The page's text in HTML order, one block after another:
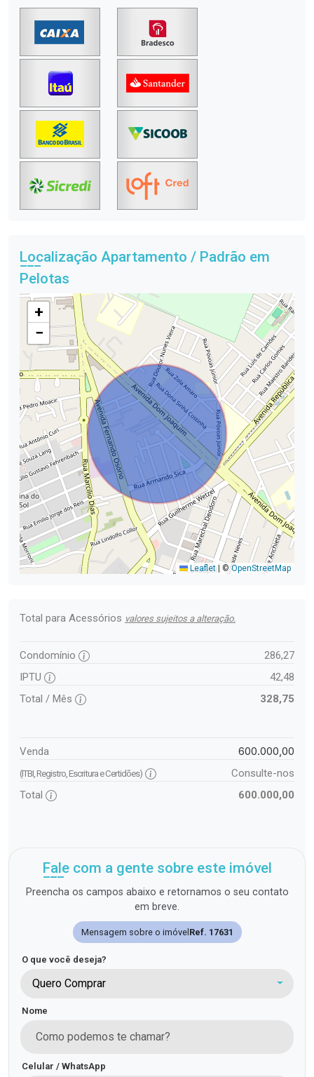
Localização Apartamento / Padrão em
Pelotas
+
−
Leaflet | ©OpenStreetMap
Total para Acessórios valores sujeitos a alteração.
Condomínio
286,27
IPTU
42,48
Total / Mês
328,75
Venda 600.000,00
(ITBI, Registro, Escritura e Certidões)
Consulte-nos
Total
600.000,00
Fale com a gente sobre este imóvel
Preencha os campos abaixo e retornamos o seu contato
em breve.
Mensagem sobre o imóvelRef. 17631
O que você deseja?
Quero Comprar
Nome
Celular / WhatsApp